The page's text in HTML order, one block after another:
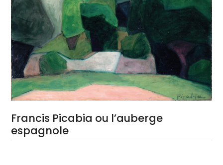
Francis Picabia ou l’auberge
espagnole